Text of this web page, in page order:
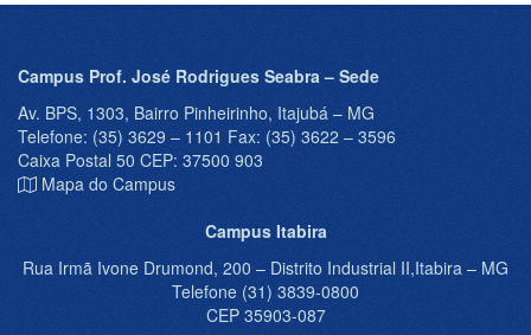
Campus Prof. José Rodrigues Seabra – Sede
Av. BPS, 1303, Bairro Pinheirinho, Itajubá – MG
Telefone: (35) 3629 – 1101 Fax: (35) 3622 – 3596
Caixa Postal 50 CEP: 37500 903
Mapa do Campus
Campus Itabira
Rua Irmã Ivone Drumond, 200 – Distrito Industrial II,Itabira – MG
Telefone (31) 3839-0800
CEP 35903-087